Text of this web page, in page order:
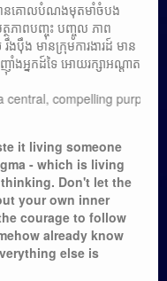
មានគោលបំណងមុតមាំចំបង
ាពបញ្ចុះ បញ្ចូល ភាព
រឹងប៉ឹង មានក្រុមការងារដ៍ មាន
ងអ្នកដ៍ទៃ អោយរក្សាអណ្តាត
compelling purpose
it living someone
- which is living
Don't let the
your own inner
courage to follow
already know
else is